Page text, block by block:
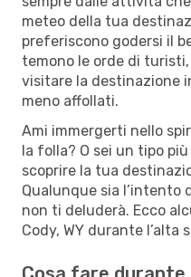
meteo della tua
preferiscono godersi il
temono le orde di
visitare la destinazione
meno affollati.
Ami immergerti nello
la folla? O sei un tipo
scoprire la tua
Qualunque sia l’intento
non ti deluderà. Ecco
Cody, WY durante l’alta